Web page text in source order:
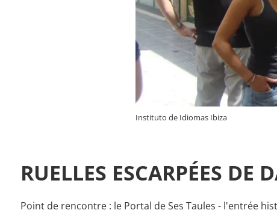
Instituto de Idiomas Ibiza
RUELLES ESCARPÉES DE
Point de rencontre : le Portal de Ses Taules - l'entrée